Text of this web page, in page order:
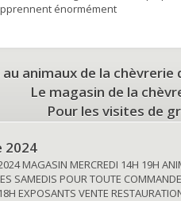
énormément
au animaux de la
Le magasin de la
Pour les visites de
2024
MAGASIN MERCREDI 14H 19H
SAMEDIS POUR TOUTE
EXPOSANTS VENTE